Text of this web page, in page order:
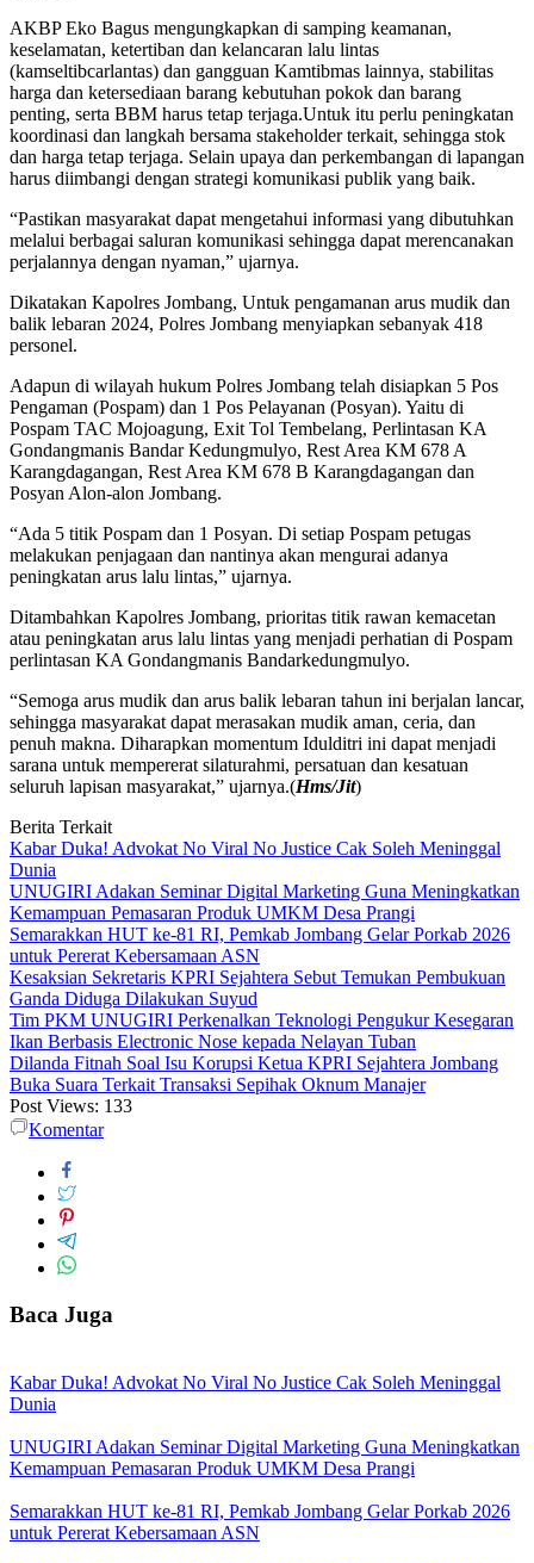
AKBP Eko Bagus mengungkapkan di samping keamanan,
keselamatan, ketertiban dan kelancaran lalu lintas
(kamseltibcarlantas) dan gangguan Kamtibmas lainnya, stabilitas
harga dan ketersediaan barang kebutuhan pokok dan barang
penting, serta BBM harus tetap terjaga.Untuk itu perlu peningkatan
koordinasi dan langkah bersama stakeholder terkait, sehingga stok
dan harga tetap terjaga. Selain upaya dan perkembangan di lapangan
harus diimbangi dengan strategi komunikasi publik yang baik.
“Pastikan masyarakat dapat mengetahui informasi yang dibutuhkan
melalui berbagai saluran komunikasi sehingga dapat merencanakan
perjalannya dengan nyaman,” ujarnya.
Dikatakan Kapolres Jombang, Untuk pengamanan arus mudik dan
balik lebaran 2024, Polres Jombang menyiapkan sebanyak 418
personel.
Adapun di wilayah hukum Polres Jombang telah disiapkan 5 Pos
Pengaman (Pospam) dan 1 Pos Pelayanan (Posyan). Yaitu di
Pospam TAC Mojoagung, Exit Tol Tembelang, Perlintasan KA
Gondangmanis Bandar Kedungmulyo, Rest Area KM 678 A
Karangdagangan, Rest Area KM 678 B Karangdagangan dan
Posyan Alon-alon Jombang.
“Ada 5 titik Pospam dan 1 Posyan. Di setiap Pospam petugas
melakukan penjagaan dan nantinya akan mengurai adanya
peningkatan arus lalu lintas,” ujarnya.
Ditambahkan Kapolres Jombang, prioritas titik rawan kemacetan
atau peningkatan arus lalu lintas yang menjadi perhatian di Pospam
perlintasan KA Gondangmanis Bandarkedungmulyo.
“Semoga arus mudik dan arus balik lebaran tahun ini berjalan lancar,
sehingga masyarakat dapat merasakan mudik aman, ceria, dan
penuh makna. Diharapkan momentum Idulditri ini dapat menjadi
sarana untuk mempererat silaturahmi, persatuan dan kesatuan
seluruh lapisan masyarakat,” ujarnya.(Hms/Jit)
Berita Terkait
Kabar Duka! Advokat No Viral No Justice Cak Soleh Meninggal
Dunia
UNUGIRI Adakan Seminar Digital Marketing Guna Meningkatkan
Kemampuan Pemasaran Produk UMKM Desa Prangi
Semarakkan HUT ke-81 RI, Pemkab Jombang Gelar Porkab 2026
untuk Pererat Kebersamaan ASN
Kesaksian Sekretaris KPRI Sejahtera Sebut Temukan Pembukuan
Ganda Diduga Dilakukan Suyud
Tim PKM UNUGIRI Perkenalkan Teknologi Pengukur Kesegaran
Ikan Berbasis Electronic Nose kepada Nelayan Tuban
Dilanda Fitnah Soal Isu Korupsi Ketua KPRI Sejahtera Jombang
Buka Suara Terkait Transaksi Sepihak Oknum Manajer
Post Views: 133
Komentar
Baca Juga
Kabar Duka! Advokat No Viral No Justice Cak Soleh Meninggal
Dunia
UNUGIRI Adakan Seminar Digital Marketing Guna Meningkatkan
Kemampuan Pemasaran Produk UMKM Desa Prangi
Semarakkan HUT ke-81 RI, Pemkab Jombang Gelar Porkab 2026
untuk Pererat Kebersamaan ASN